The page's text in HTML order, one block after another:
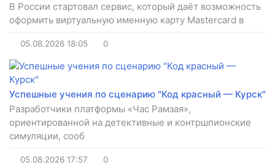
В России стартовал сервис, который даёт возможность
оформить виртуальную именную карту Mastercard в
05.08.2026 18:05 0
Успешные учения по сценарию "Код красный — Курск"
Разработчики платформы «Час Рамзая»,
ориентированной на детективные и контршпионские
симуляции, сооб
05.08.2026 17:57 0